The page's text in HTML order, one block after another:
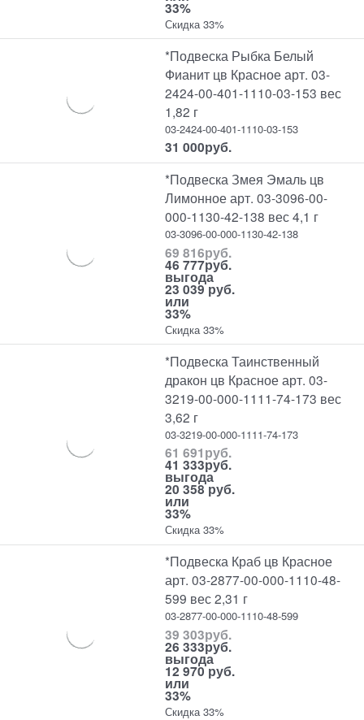
33%
Скидка 33%
*Подвеска Рыбка Белый
Фианит цв Красное арт. 03-
2424-00-401-1110-03-153 вес
1,82 г
03-2424-00-401-1110-03-153
31 000руб.
*Подвеска Змея Эмаль цв
Лимонное арт. 03-3096-00-
000-1130-42-138 вес 4,1 г
03-3096-00-000-1130-42-138
69 816руб.
46 777руб.
выгода
23 039 руб.
или
33%
Скидка 33%
*Подвеска Таинственный
дракон цв Красное арт. 03-
3219-00-000-1111-74-173 вес
3,62 г
03-3219-00-000-1111-74-173
61 691руб.
41 333руб.
выгода
20 358 руб.
или
33%
Скидка 33%
*Подвеска Краб цв Красное
арт. 03-2877-00-000-1110-48-
599 вес 2,31 г
03-2877-00-000-1110-48-599
39 303руб.
26 333руб.
выгода
12 970 руб.
или
33%
Скидка 33%